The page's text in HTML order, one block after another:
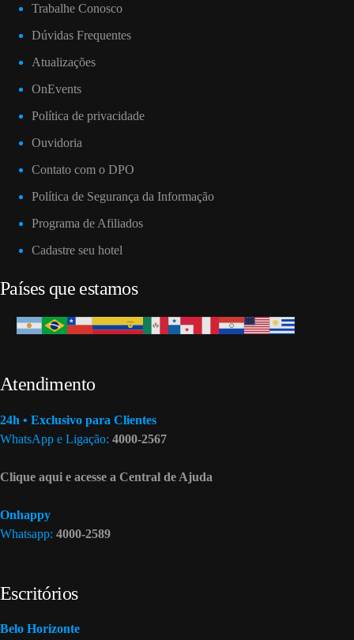
Trabalhe Conosco
Dúvidas Frequentes
Atualizações
OnEvents
Política de privacidade
Ouvidoria
Contato com o DPO
Política de Segurança da Informação
Programa de Afiliados
Cadastre seu hotel
Países que estamos
Atendimento
24h • Exclusivo para Clientes
WhatsApp e Ligação: 4000-2567
Clique aqui e acesse a Central de Ajuda
Onhappy
Whatsapp: 4000-2589
Escritórios
Belo Horizonte